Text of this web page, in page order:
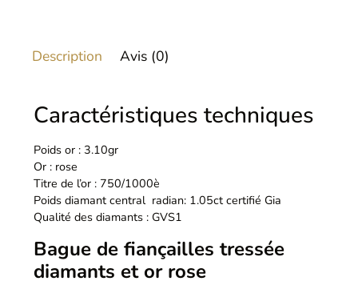
Description Avis (0)
Caractéristiques techniques
Poids or : 3.10gr
Or : rose
Titre de l’or : 750/1000è
Poids diamant central radian: 1.05ct certifié Gia
Qualité des diamants : GVS1
Bague de fiançailles tressée
diamants et or rose